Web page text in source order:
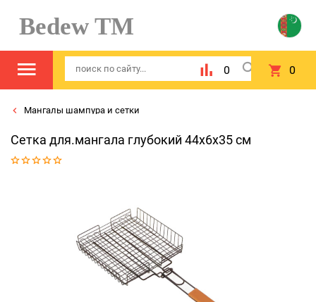
Bedew TM
0 0
Мангалы шампура и сетки
Сетка для.мангала глубокий 44x6x35 см